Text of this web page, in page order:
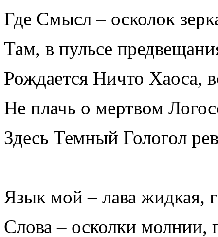
Где Смысл – осколок
Там, в пульсе
Рождается Ничто Хаоса,
Не плачь о мертвом
Здесь Темный Гологол
Язык мой – лава жидкая,
Слова – осколки